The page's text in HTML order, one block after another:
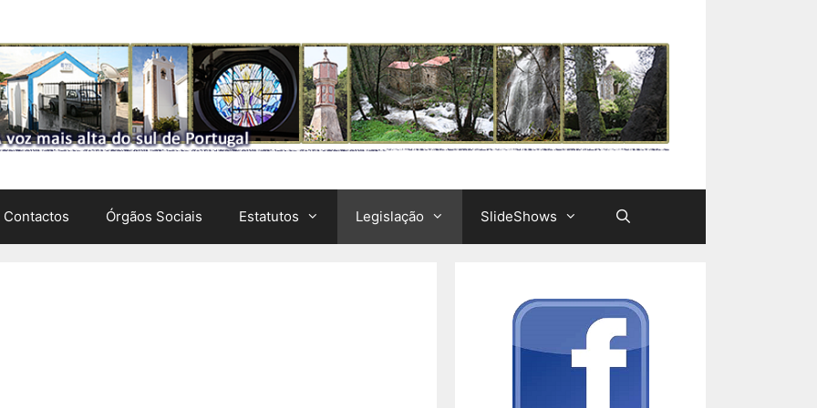
Contactos Órgãos Sociais Estatutos Legislação SlideShows